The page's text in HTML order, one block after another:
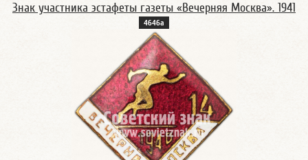
Знак участника эстафеты газеты «Вечерняя Москва». 1941
4646а